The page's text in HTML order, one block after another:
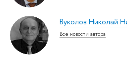
Вуколов Николай
Все новости автора